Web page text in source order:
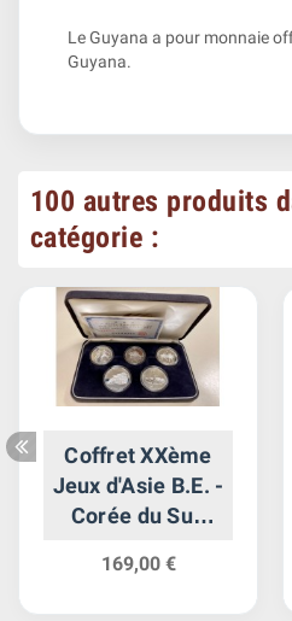
Le Guyana a pour monnaie
Guyana.
100 autres produits
catégorie :
Coffret XXème
Jeux d'Asie B.E. -
Corée du Sud
169,00 €